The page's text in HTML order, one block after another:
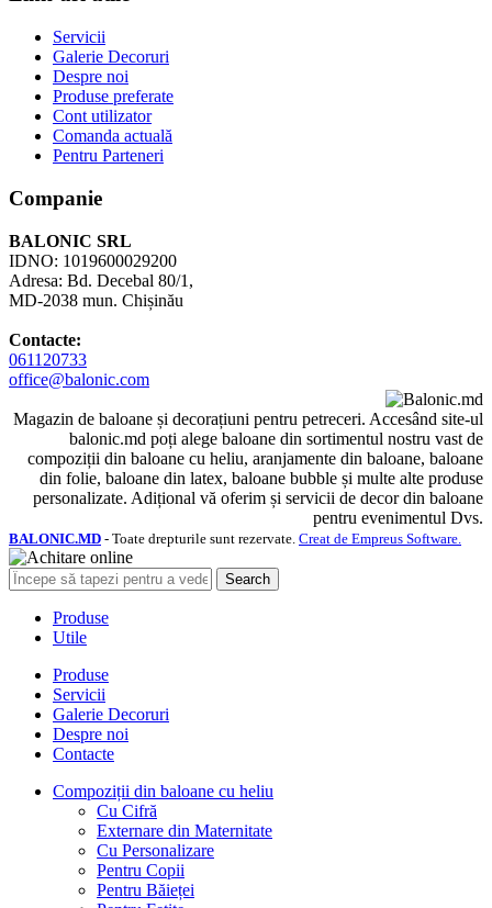
Servicii
Galerie Decoruri
Despre noi
Produse preferate
Cont utilizator
Comanda actuală
Pentru Parteneri
Companie
BALONIC SRL
IDNO: 1019600029200
Adresa: Bd. Decebal 80/1,
MD-2038 mun. Chișinău
Contacte:
061120733
office@balonic.com
Magazin de baloane și decorațiuni pentru petreceri. Accesând site-ul
balonic.md poți alege baloane din sortimentul nostru vast de
compoziții din baloane cu heliu, aranjamente din baloane, baloane
din folie, baloane din latex, baloane bubble și multe alte produse
personalizate. Adițional vă oferim și servicii de decor din baloane
pentru evenimentul Dvs.
BALONIC.MD - Toate drepturile sunt rezervate. Creat de Empreus Software.
Search
Produse
Utile
Produse
Servicii
Galerie Decoruri
Despre noi
Contacte
Compoziții din baloane cu heliu
Cu Cifră
Externare din Maternitate
Cu Personalizare
Pentru Copii
Pentru Băieței